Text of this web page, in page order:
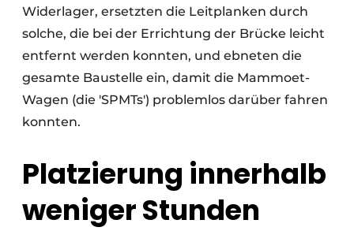
Widerlager, ersetzten die Leitplanken durch
solche, die bei der Errichtung der Brücke leicht
entfernt werden konnten, und ebneten die
gesamte Baustelle ein, damit die Mammoet-
Wagen (die 'SPMTs') problemlos darüber fahren
konnten.
Platzierung innerhalb
weniger Stunden